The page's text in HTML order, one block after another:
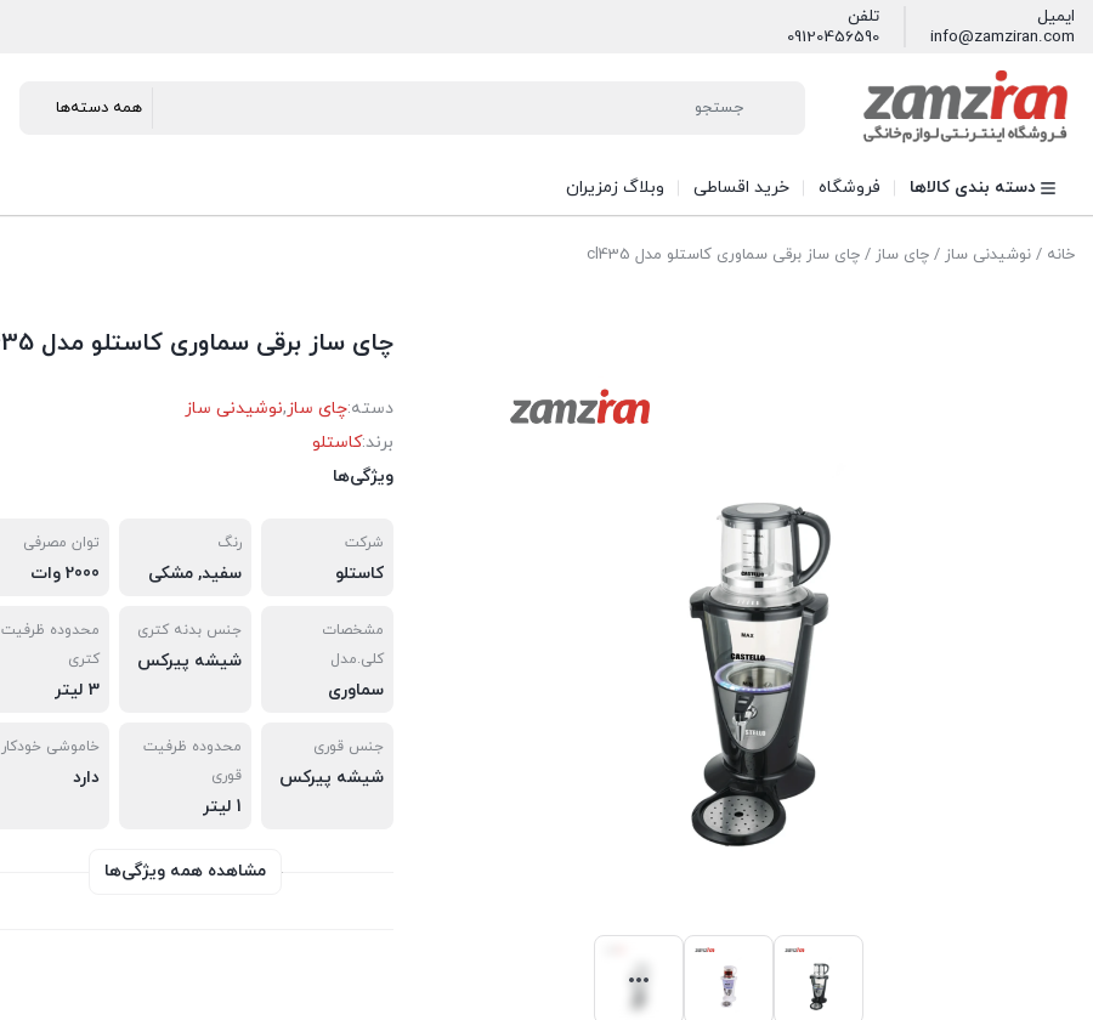
ایمیل
info@zamziran.com
تلفن
09120456590
دسته بندی کالاها فروشگاه خرید اقساطی وبلاگ زمزیران
خانه / نوشیدنی ساز / چای ساز / چای ساز برقی سماوری کاستلو مدل cl435
چای ساز برقی سماوری کاستلو مدل cl435
دسته:چای ساز,نوشیدنی ساز
برند:کاستلو
ویژگی‌ها
شرکت
کاستلو
رنگ
سفید, مشکی
توان مصرفی
2000 وات
مشخصات
کلی.مدل
سماوری
جنس بدنه‌ کتری
شیشه پیرکس
محدوده ظرفیت
کتری
3 لیتر
جنس قوری
شیشه پیرکس
محدوده ظرفیت
قوری
1 لیتر
خاموشی خودکار
دارد
مشاهده همه ویژگی‌ها